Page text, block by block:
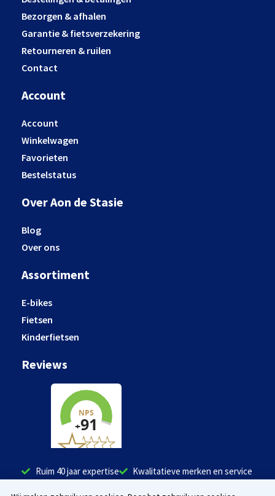
Bezorgen & afhalen
Garantie & fietsverzekering
Retourneren & ruilen
Contact
Account
Account
Winkelwagen
Favorieten
Bestelstatus
Over Aon de Stasie
Blog
Over ons
Assortiment
E-bikes
Fietsen
Kinderfietsen
Reviews
Ruim 40 jaar expertise
Kwalitatieve merken en service